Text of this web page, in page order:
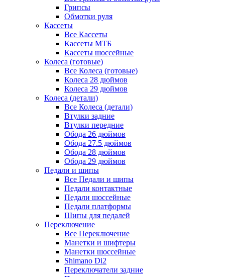
Грипсы
Обмотки руля
Кассеты
Все Кассеты
Кассеты МТБ
Кассеты шоссейные
Колеса (готовые)
Все Колеса (готовые)
Колеса 28 дюймов
Колеса 29 дюймов
Колеса (детали)
Все Колеса (детали)
Втулки задние
Втулки передние
Обода 26 дюймов
Обода 27.5 дюймов
Обода 28 дюймов
Обода 29 дюймов
Педали и шипы
Все Педали и шипы
Педали контактные
Педали шоссейные
Педали платформы
Шипы для педалей
Переключение
Все Переключение
Манетки и шифтеры
Манетки шоссейные
Shimano Di2
Переключатели задние